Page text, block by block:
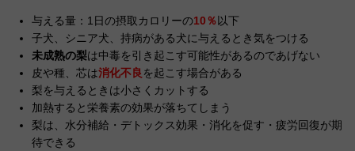
与える量：1日の摂取カロリーの10％以下
子犬、シニア犬、持病がある犬に与えるとき気をつける
未成熟の梨は中毒を引き起こす可能性があるのであげない
皮や種、芯は消化不良 を起こす場合がある
梨を与えるときは小さくカットする
加熱すると栄養素の効果が落ちてしまう
梨は、水分補給・デトックス効果・消化を促す・疲労回復が期
待できる